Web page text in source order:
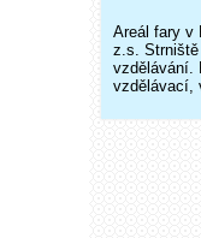
Areál fary v
z.s.
vzdělávání.
vzdělávací,